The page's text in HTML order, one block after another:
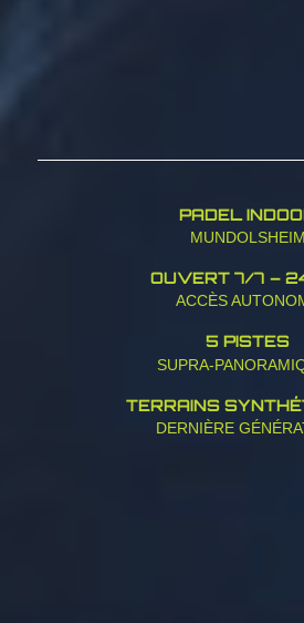
PADEL
MUNDOLSHEIM
OUVERT 7/7 –
ACCÈS
5 PISTES
SUPRA-
TERRAINS
DERNIÈRE